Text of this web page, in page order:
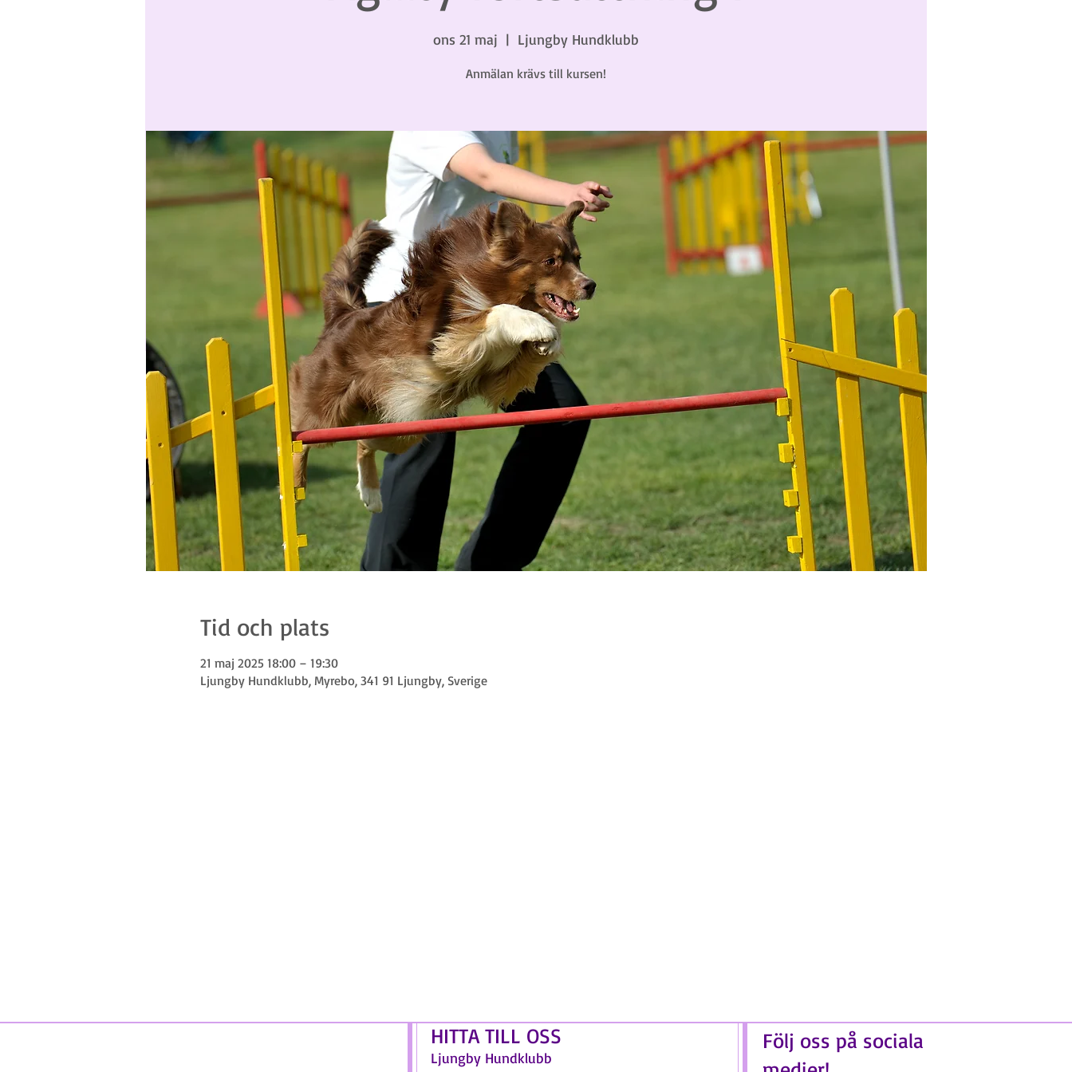
ons 21 maj
  |
Ljungby Hundklubb
Anmälan krävs till kursen!
Tid och plats
21 maj 2025 18:00 – 19:30
Ljungby Hundklubb, Myrebo, 341 91 Ljungby, Sverige
Följ oss på sociala
HITTA TILL OSS
Ljungby Hundklubb